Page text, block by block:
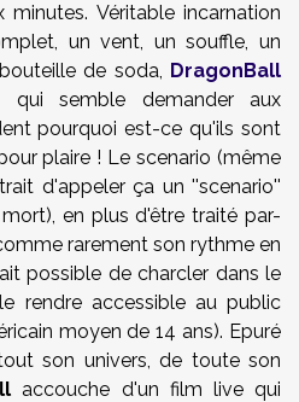
Véritable incarnation
un vent, un souffle, un
de soda, DragonBall
semble demander aux
pourquoi est-ce qu'ils sont
plaire ! Le scenario (même
d'appeler ça un ''scenario''
en plus d'être traité par-
rarement son rythme en
possible de charcler dans le
rendre accessible au public
moyen de 14 ans). Epuré
son univers, de toute son
accouche d'un film live qui